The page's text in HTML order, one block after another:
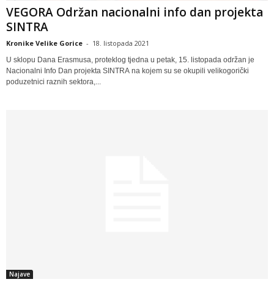
VEGORA Održan nacionalni info dan projekta
SINTRA
Kronike Velike Gorice - 18. listopada 2021
U sklopu Dana Erasmusa, proteklog tjedna u petak, 15. listopada održan je
Nacionalni Info Dan projekta SINTRA na kojem su se okupili velikogorički
poduzetnici raznih sektora,...
Najave